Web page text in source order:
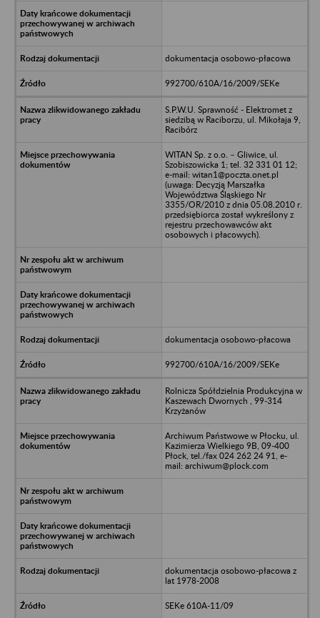
dokumentacja osobowo-płacowa
992700/610A/16/2009/SEKe
S.P.W.U. Sprawność - Elektromet z
siedzibą w Raciborzu, ul. Mikołaja 9,
Racibórz
WITAN Sp. z o.o. – Gliwice, ul.
Szobiszowicka 1; tel. 32 331 01 12;
e-mail: witan1@poczta.onet.pl
(uwaga: Decyzją Marszałka
Województwa Śląskiego Nr
3355/OR/2010 z dnia 05.08.2010 r.
przedsiębiorca został wykreślony z
rejestru przechowawców akt
osobowych i płacowych).
dokumentacja osobowo-płacowa
992700/610A/16/2009/SEKe
Rolnicza Spółdzielnia Produkcyjna w
Kaszewach Dwornych , 99-314
Krzyżanów
Archiwum Państwowe w Płocku, ul.
Kazimierza Wielkiego 9B, 09-400
Płock, tel./fax 024 262 24 91, e-
mail: archiwum@plock.com
dokumentacja osobowo-płacowa z
lat 1978-2008
SEKe 610A-11/09